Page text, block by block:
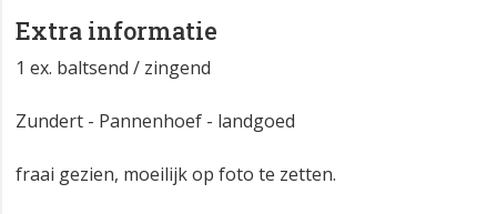
Extra informatie
1 ex. baltsend / zingend
Zundert - Pannenhoef - landgoed
fraai gezien, moeilijk op foto te zetten.